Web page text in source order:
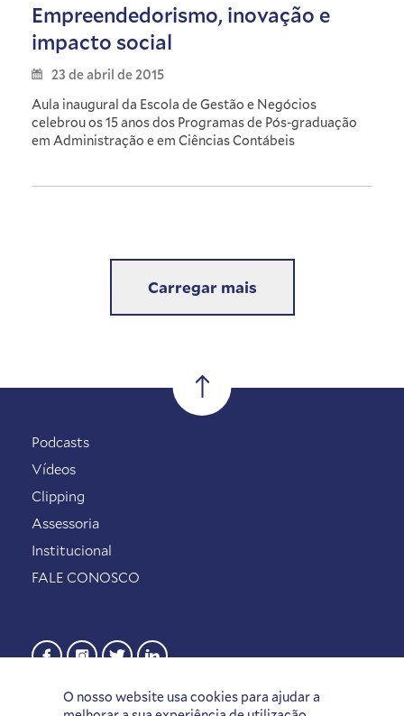
Empreendedorismo, inovação e
impacto social
23 de abril de 2015
Aula inaugural da Escola de Gestão e Negócios
celebrou os 15 anos dos Programas de Pós-graduação
em Administração e em Ciências Contábeis
Carregar mais
O nosso website usa cookies para ajudar a
Podcasts
Vídeos
Clipping
Assessoria
Institucional
FALE CONOSCO